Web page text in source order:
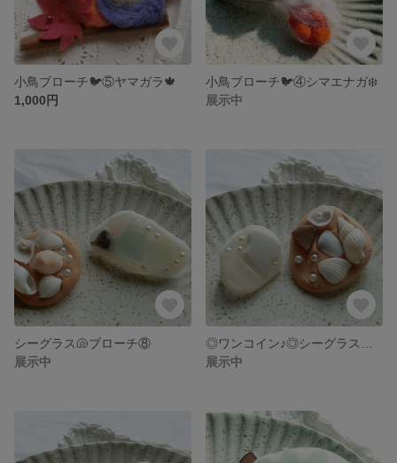
小鳥ブローチ🐦⑤ヤマガラ🍁
1,000円
小鳥ブローチ🐦④シマエナガ❄️
展示中
シーグラス🐚ブローチ⑧
展示中
展示中